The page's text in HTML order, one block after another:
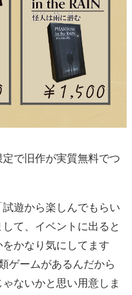
で旧作が実質無料でつ
遊から楽しんでもらい
て、イベントに出ると
かなり気にしてます
ゲームがあるんだから
ないかと思い用意しま